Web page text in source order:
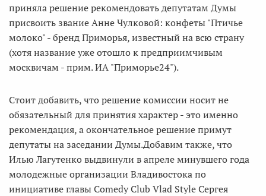
приняла решение рекомендовать депутатам Думы
присвоить звание Анне Чулковой: конфеты "Птичье
молоко" - бренд Приморья, известный на всю страну
(хотя название уже отошло к предприимчивым
москвичам - прим. ИА "Приморье24").
Стоит добавить, что решение комиссии носит не
обязательный для принятия характер - это именно
рекомендация, а окончательное решение примут
депутаты на заседании Думы.Добавим также, что
Илью Лагутенко выдвинули в апреле минувшего года
молодежные организации Владивостока по
инициативе главы Comedy Club Vlad Style Сергея